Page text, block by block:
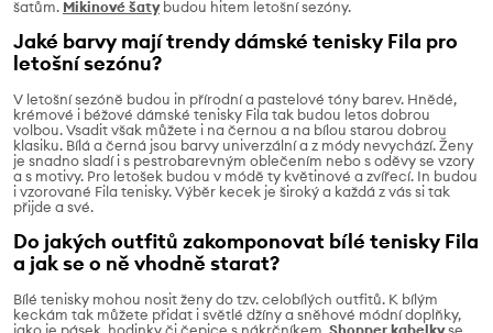
šatům. Mikinové šatybudou hitem letošní sezóny.
Jaké barvy mají trendy dámské tenisky Fila pro
letošní sezónu?
V letošní sezóně budou in přírodní a pastelové tóny barev. Hnědé,
krémové i béžové dámské tenisky Fila tak budou letos dobrou
volbou. Vsadit však můžete i na černou a na bílou starou dobrou
klasiku. Bílá a černá jsou barvy univerzální a z módy nevychází. Ženy
je snadno sladí i s pestrobarevným oblečením nebo s oděvy se vzory
a s motivy. Pro letošek budou v módě ty květinové a zvířecí. In budou
i vzorované Fila tenisky. Výběr kecek je široký a každá z vás si tak
přijde a své.
Do jakých outfitů zakomponovat bílé tenisky Fila
a jak se o ně vhodně starat?
Bílé tenisky mohou nosit ženy do tzv. celobílých outfitů. K bílým
keckám tak můžete přidat i světlé džíny a sněhové módní doplňky,